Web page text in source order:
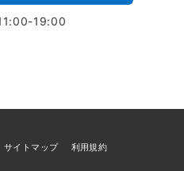
19:00
サイトマップ
利用規約